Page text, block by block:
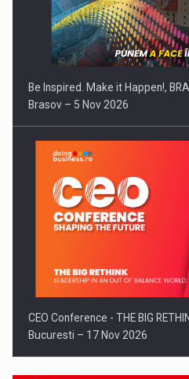
Be Inspired. Make it Happen!,
Brasov – 5 Nov 2026
CEO Conference - THE BIG
Bucuresti – 17 Nov 2026